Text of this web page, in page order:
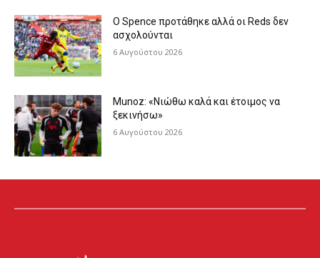
Ο Spence προτάθηκε αλλά οι Reds δεν
ασχολούνται
6 Αυγούστου 2026
Munoz: «Νιώθω καλά και έτοιμος να
ξεκινήσω»
6 Αυγούστου 2026